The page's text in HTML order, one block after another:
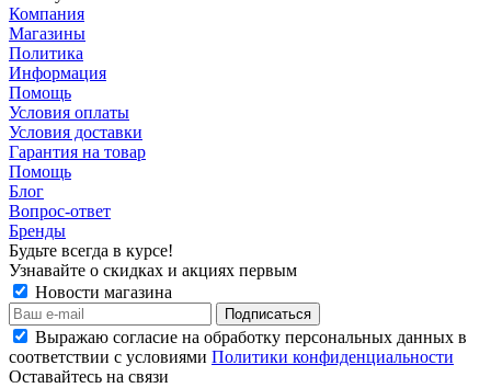
Компания
Магазины
Политика
Информация
Помощь
Условия оплаты
Условия доставки
Гарантия на товар
Помощь
Блог
Вопрос-ответ
Бренды
Будьте всегда в курсе!
Узнавайте о скидках и акциях первым
Новости магазина
Выражаю согласие на обработку персональных данных в
соответствии с условиями Политики конфиденциальности
Оставайтесь на связи